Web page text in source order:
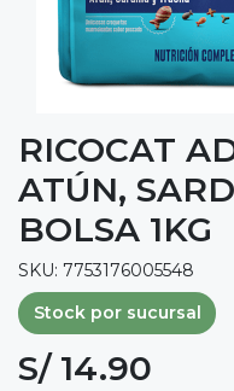
RICOCAT
ATÚN,
BOLSA 1KG
SKU: 7753176005548
Stock por sucursal
S/ 14.90